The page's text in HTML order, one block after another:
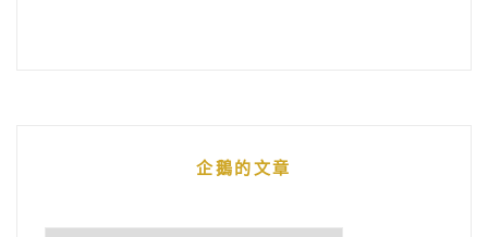
企鵝的文章